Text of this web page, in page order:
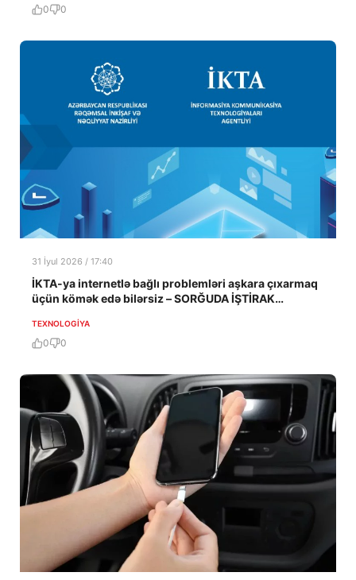
0 0
31 İyul 2026 / 17:40
İKTA-ya internetlə bağlı problemləri aşkara çıxarmaq
üçün kömək edə bilərsiz – SORĞUDA İŞTİRAK
TEXNOLOGIYA
0 0